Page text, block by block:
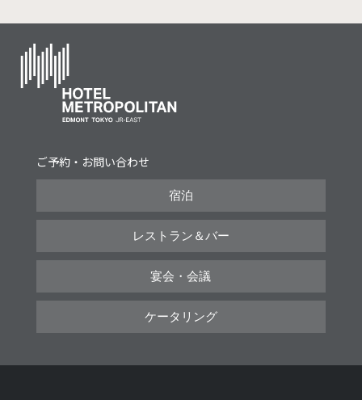
ご予約・お問い合わせ
宿泊
レストラン＆バー
宴会・会議
ケータリング